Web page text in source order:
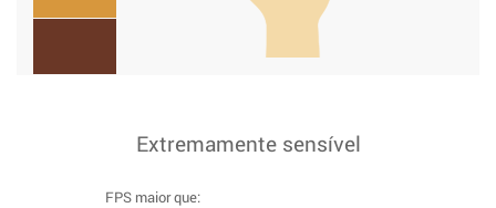
Extremamente sensível
FPS maior que: